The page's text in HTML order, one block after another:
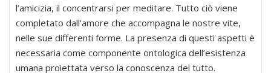
l’amicizia, il concentrarsi per meditare. Tutto ciò viene
completato dall’amore che accompagna le nostre vite,
nelle sue differenti forme. La presenza di questi aspetti è
necessaria come componente ontologica dell’esistenza
umana proiettata verso la conoscenza del tutto.